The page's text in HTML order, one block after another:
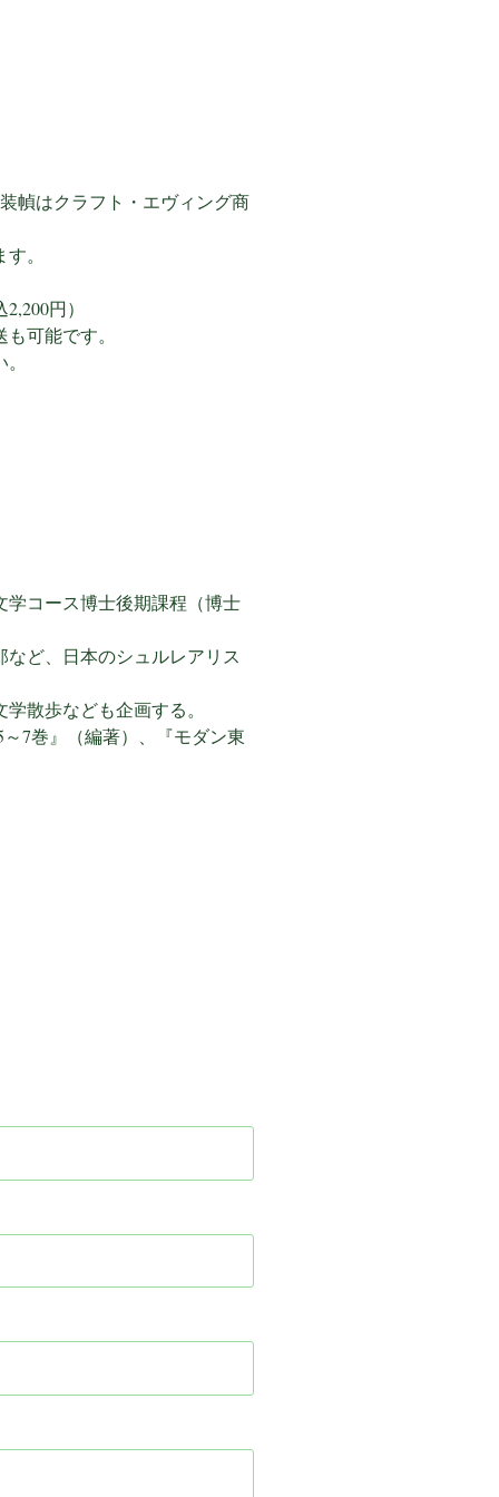
幀はクラフト・エヴィング商
。
円）
可能です。
コース博士後期課程（博士
ど、日本のシュルレアリス
散歩なども企画する。
7巻』（編著）、『モダン東